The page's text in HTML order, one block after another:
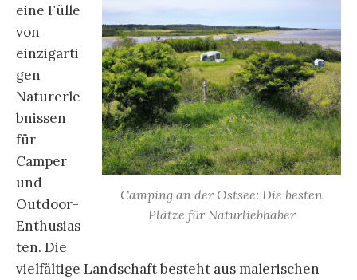
Camping an der Ostsee: Die besten
Plätze für Naturliebhaber
eine Fülle
von
einzigarti
gen
Naturerle
bnissen
für
Camper
und
Outdoor-
Enthusias
ten. Die
vielfältige Landschaft besteht aus malerischen